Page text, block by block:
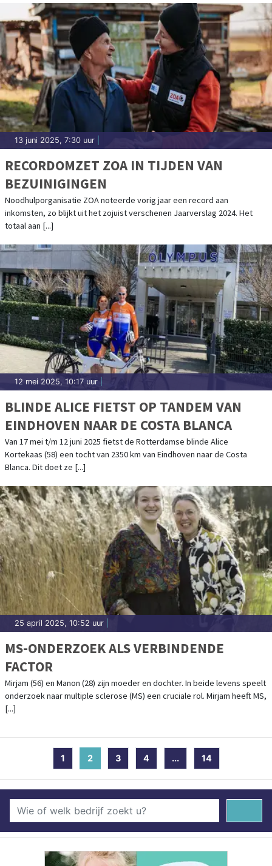
13 juni 2025, 7:30 uur
RECORDOMZET ZOA IN TIJDEN VAN
BEZUINIGINGEN
Noodhulporganisatie ZOA noteerde vorig jaar een record aan
inkomsten, zo blijkt uit het zojuist verschenen Jaarverslag 2024. Het
totaal aan [...]
12 mei 2025, 10:17 uur
BLINDE ALICE FIETST OP TANDEM VAN
EINDHOVEN NAAR DE COSTA BLANCA
Van 17 mei t/m 12 juni 2025 fietst de Rotterdamse blinde Alice
Kortekaas (58) een tocht van 2350 km van Eindhoven naar de Costa
Blanca. Dit doet ze [...]
25 april 2025, 10:52 uur
MS-ONDERZOEK ALS VERBINDENDE
FACTOR
Mirjam (56) en Manon (28) zijn moeder en dochter. In beide levens speelt
onderzoek naar multiple sclerose (MS) een cruciale rol. Mirjam heeft MS,
[...]
1 2(current)
3 4 ... 14